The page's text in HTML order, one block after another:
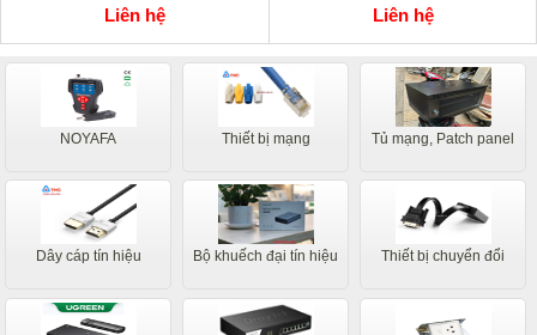
Liên hệ
Liên hệ
NOYAFA Thiết bị mạng Tủ mạng, Patch panel
Dây cáp tín hiệu Bộ khuếch đại tín hiệu Thiết bị chuyển đổi